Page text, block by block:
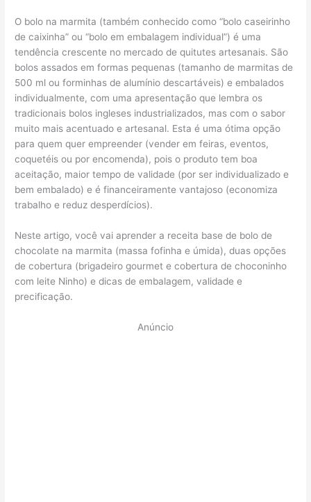
O bolo na marmita (também conhecido como “bolo caseirinho
de caixinha” ou “bolo em embalagem individual”) é uma
tendência crescente no mercado de quitutes artesanais. São
bolos assados em formas pequenas (tamanho de marmitas de
500 ml ou forminhas de alumínio descartáveis) e embalados
individualmente, com uma apresentação que lembra os
tradicionais bolos ingleses industrializados, mas com o sabor
muito mais acentuado e artesanal. Esta é uma ótima opção
para quem quer empreender (vender em feiras, eventos,
coquetéis ou por encomenda), pois o produto tem boa
aceitação, maior tempo de validade (por ser individualizado e
bem embalado) e é financeiramente vantajoso (economiza
trabalho e reduz desperdícios).
Neste artigo, você vai aprender a receita base de bolo de
chocolate na marmita (massa fofinha e úmida), duas opções
de cobertura (brigadeiro gourmet e cobertura de choconinho
com leite Ninho) e dicas de embalagem, validade e
precificação.
Anúncio